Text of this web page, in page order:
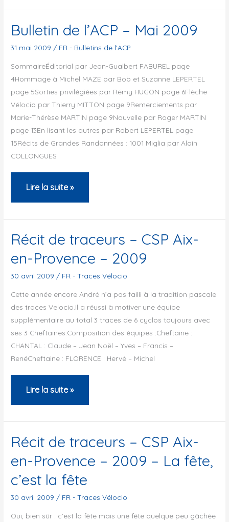
HAUTE
PROVENCE
–
Più
bella
di
così…
Bulletin de l’ACP – Mai 2009
31 mai 2009 / FR - Bulletins de l'ACP
SommaireÉditorial par Jean-Gualbert FABUREL page
4Hommage à Michel MAZE par Bob et Suzanne LEPERTEL
page 5Sorties privilégiées par Rémy HUGON page 6Flèche
Vélocio par Thierry MITTON page 9Remerciements par
Marie-Thérèse MARTIN page 9Nouvelle par Roger MARTIN
page 13En lisant les autres par Robert LEPERTEL page
15Récits de Grandes Randonnées : 1001 Miglia par Alain
COLLONGUES
Bulletin
de
l’ACP
Mai
2009
Lire la suite »
Récit de traceurs – CSP Aix-
en-Provence – 2009
30 avril 2009 / FR - Traces Vélocio
Cette année encore André n’a pas failli à la tradition pascale
des traces Velocio.Il a réussi à motiver une équipe
supplémentaire au total 3 traces de 6 cyclos toujours avec
ses 3 Cheftaines.Composition des équipes :Cheftaine :
CHANTAL : Claude – Jean Noël – Yves – Francis –
RenéCheftaine : FLORENCE : Hervé – Michel
Récit
de
traceurs
CSP
Aix-
en-
Provence
Lire la suite »
Récit de traceurs – CSP Aix-
en-Provence – 2009 – La fête,
c’est la fête
30 avril 2009 / FR - Traces Vélocio
Oui, bien sûr : c’est la fête mais une fête quelque peu gâchée